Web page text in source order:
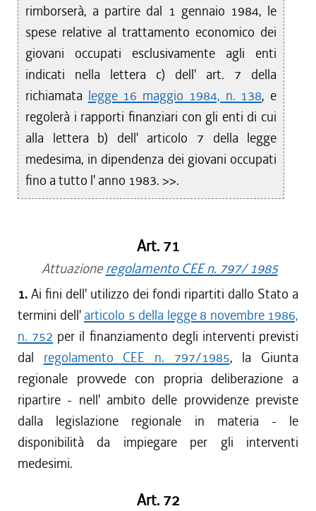
rimborserà, a partire dal 1 gennaio 1984, le
spese relative al trattamento economico dei
giovani occupati esclusivamente agli enti
indicati nella lettera c) dell' art. 7 della
richiamata legge 16 maggio 1984, n. 138, e
regolerà i rapporti finanziari con gli enti di cui
alla lettera b) dell' articolo 7 della legge
medesima, in dipendenza dei giovani occupati
fino a tutto l' anno 1983. >>.
Art. 71
Attuazioneregolamento CEE n. 797/ 1985
1. Ai fini dell' utilizzo dei fondi ripartiti dallo Stato a
termini dell' articolo 5 della legge 8 novembre 1986,
n. 752 per il finanziamento degli interventi previsti
dal regolamento CEE n. 797/1985, la Giunta
regionale provvede con propria deliberazione a
ripartire - nell' ambito delle provvidenze previste
dalla legislazione regionale in materia - le
disponibilità da impiegare per gli interventi
medesimi.
Art. 72